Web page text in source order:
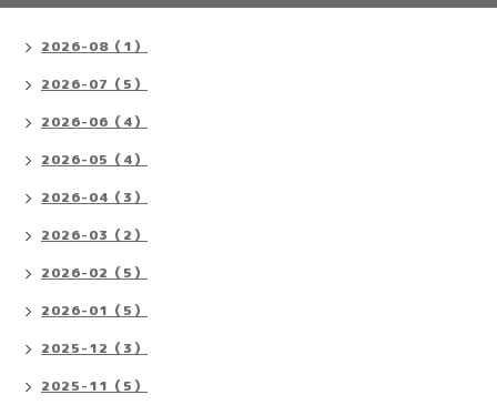
2026-08（1）
2026-07（5）
2026-06（4）
2026-05（4）
2026-04（3）
2026-03（2）
2026-02（5）
2026-01（5）
2025-12（3）
2025-11（5）